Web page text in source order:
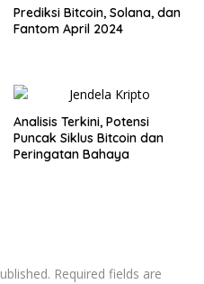
Prediksi Bitcoin, Solana, dan
Fantom April 2024
Analisis Terkini, Potensi
Puncak Siklus Bitcoin dan
Peringatan Bahaya
Required fields are